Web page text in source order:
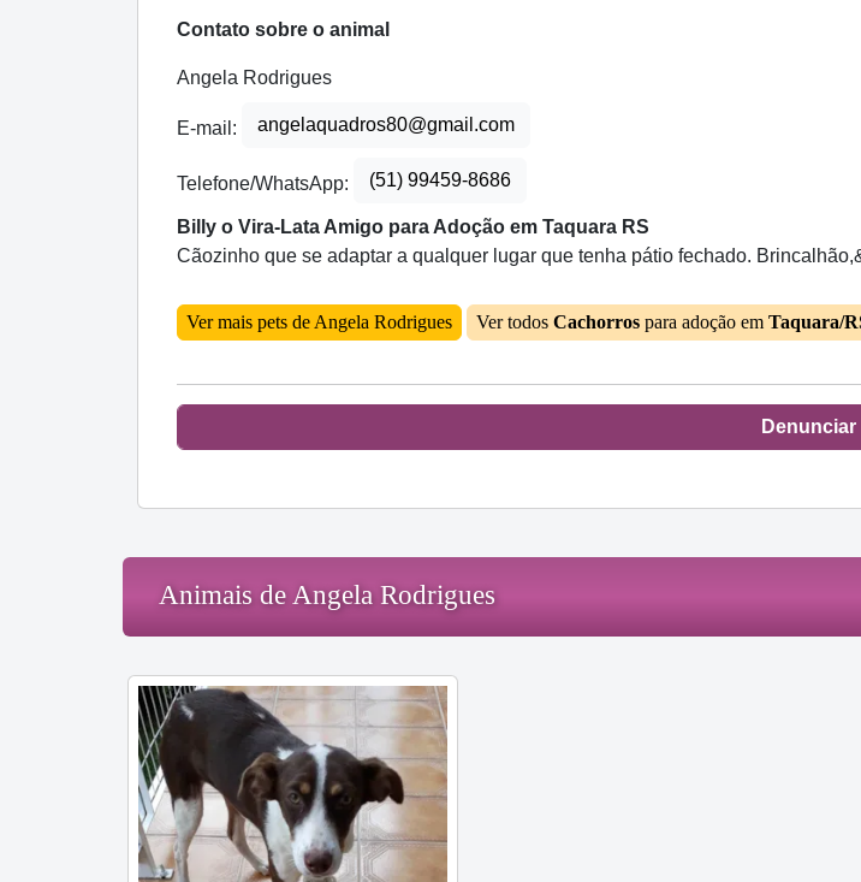
Contato sobre o animal
Angela Rodrigues
E-mail: angelaquadros80@gmail.com
Telefone/WhatsApp: (51) 99459-8686
Billy o Vira-Lata Amigo para Adoção em Taquara RS
Cãozinho que se adaptar a qualquer lugar que tenha pátio fechado.
Ver mais pets de Angela Rodrigues Ver todos Cachorros para adoção em Taquara/
Denunciar
Animais de Angela Rodrigues